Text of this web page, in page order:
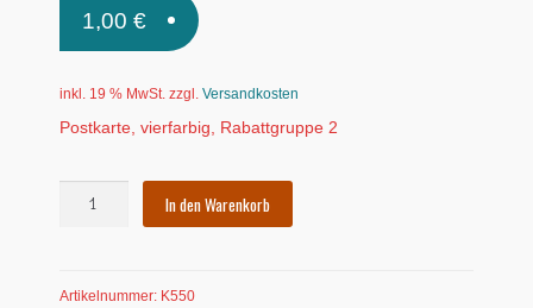
Produkte nach Themen
Gummiertes Papier
1,00 €
inkl. 19 % MwSt. zzgl. Versandkosten
Postkarte, vierfarbig, Rabattgruppe 2
In den Warenkorb
Artikelnummer: K550